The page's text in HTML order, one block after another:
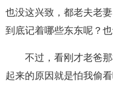
也没这兴致，都老夫老
到底记着哪些东东呢？
不过，看刚才老爸
起来的原因就是怕我偷